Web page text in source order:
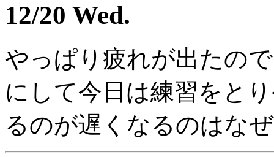
12/20 Wed.
やっぱり疲れが出たの
にして今日は練習をと
るのが遅くなるのはな